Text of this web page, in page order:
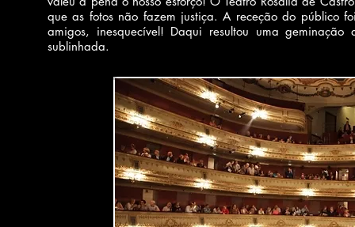
que as fotos não fazem justiça. A receção do público
amigos, inesquecível! Daqui resultou uma
sublinhada.